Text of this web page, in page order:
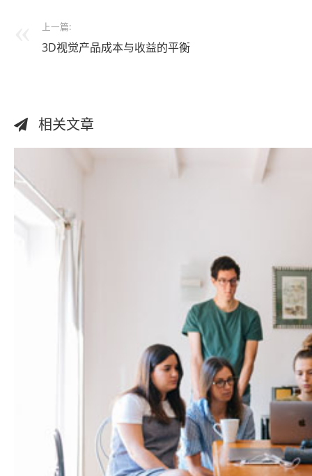
上一篇:
3D视觉产品成本与收益的平衡
相关文章